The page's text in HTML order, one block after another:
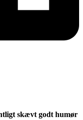
skævt godt humør